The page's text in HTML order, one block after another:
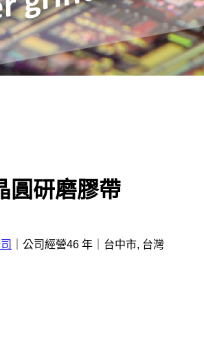
圓研磨膠帶
公司經營46 年
台中市, 台灣